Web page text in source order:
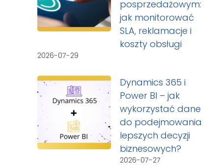
posprzedażowym:
jak monitorować
SLA, reklamacje i
koszty obsługi
2026-07-29
Dynamics 365 i
Power BI – jak
wykorzystać dane
do podejmowania
lepszych decyzji
biznesowych?
2026-07-27